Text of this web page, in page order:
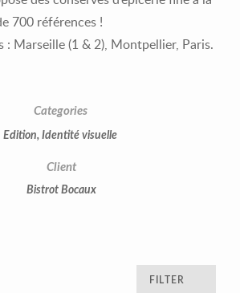
700 références !
: Marseille (1 & 2), Montpellier, Paris.
Categories
Edition, Identité visuelle
Client
Bistrot Bocaux
FILTER